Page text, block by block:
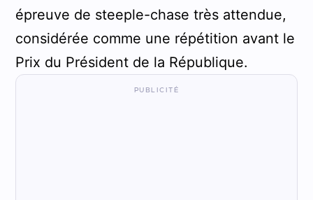
épreuve de steeple-chase très attendue,
considérée comme une répétition avant le
Prix du Président de la République.